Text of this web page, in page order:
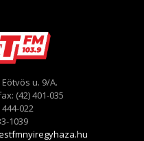
u. 9/A.
(42) 401-035
022
1039